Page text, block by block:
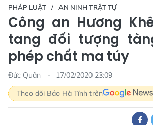
PHÁP LUẬT AN NINH TRẬT TỰ
Công an Hương
tang đối tượng
phép chất ma túy
Đức Quân
17/02/2020 23:09
Theo dõi Báo Hà Tĩnh trên